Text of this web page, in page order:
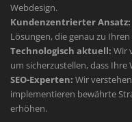
Webdesign.
Kundenzentrierter Ansatz:
Lösungen, die genau zu
Technologisch aktuell: Wir
um sicherzustellen, dass
SEO-Experten: Wir
implementieren bewährte
erhöhen.